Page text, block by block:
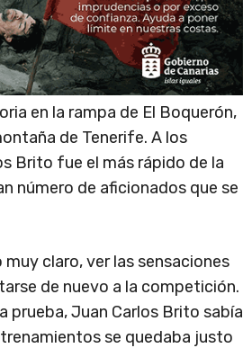
en la rampa de El Boquerón,
de Tenerife. A los
Brito fue el más rápido de la
número de aficionados que se
claro, ver las sensaciones
de nuevo a la competición.
Juan Carlos Brito sabía
se quedaba justo